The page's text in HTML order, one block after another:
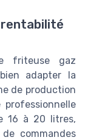
friteuse gaz
adapter la
de production
16 à 20 litres,
commandes